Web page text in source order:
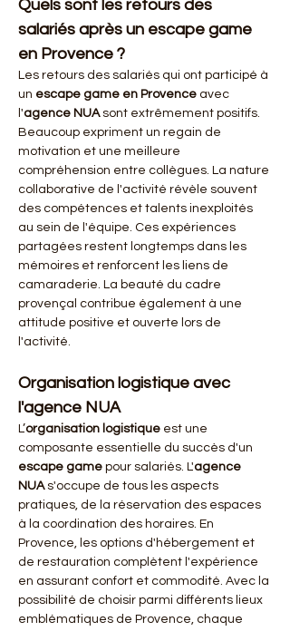
Quels sont les retours des
salariés après un escape game
en Provence ?
Les retours des salariés qui ont participé à
un escape game en Provence avec
l'agence NUA sont extrêmement positifs.
Beaucoup expriment un regain de
motivation et une meilleure
compréhension entre collègues. La nature
collaborative de l'activité révèle souvent
des compétences et talents inexploités
au sein de l'équipe. Ces expériences
partagées restent longtemps dans les
mémoires et renforcent les liens de
camaraderie. La beauté du cadre
provençal contribue également à une
attitude positive et ouverte lors de
l'activité.
Organisation logistique avec
l'agence NUA
L’organisation logistique est une
composante essentielle du succès d'un
escape game pour salariés. L'agence
NUA s'occupe de tous les aspects
pratiques, de la réservation des espaces
à la coordination des horaires. En
Provence, les options d'hébergement et
de restauration complètent l'expérience
en assurant confort et commodité. Avec la
possibilité de choisir parmi différents lieux
emblématiques de Provence, chaque